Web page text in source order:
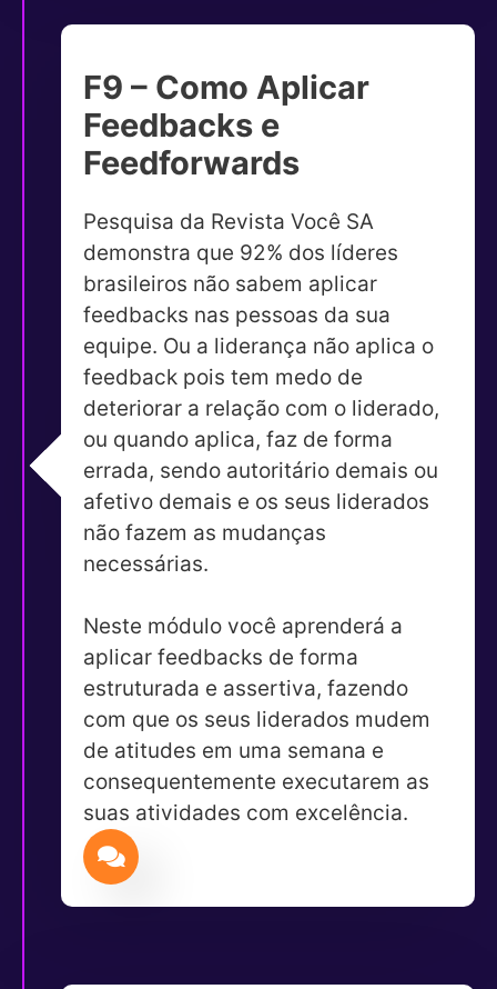
F9 – Como Aplicar
Feedbacks e
Feedforwards
Pesquisa da Revista Você SA
demonstra que 92% dos líderes
brasileiros não sabem aplicar
feedbacks nas pessoas da sua
equipe. Ou a liderança não aplica o
feedback pois tem medo de
deteriorar a relação com o liderado,
ou quando aplica, faz de forma
errada, sendo autoritário demais ou
afetivo demais e os seus liderados
não fazem as mudanças
necessárias.
Neste módulo você aprenderá a
aplicar feedbacks de forma
estruturada e assertiva, fazendo
com que os seus liderados mudem
de atitudes em uma semana e
consequentemente executarem as
suas atividades com excelência.